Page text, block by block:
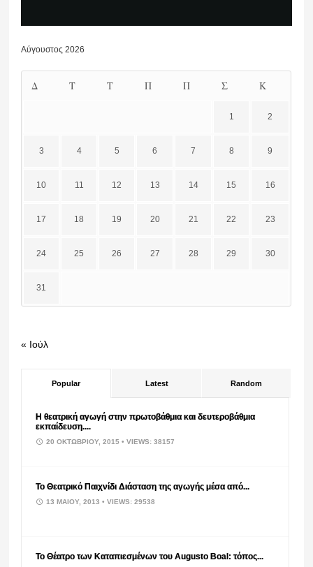
Αύγουστος 2026
Δ Τ Τ Π Π Σ Κ
1 2
3 4 5 6 7 8 9
10 11 12 13 14 15 16
17 18 19 20 21 22 23
24 25 26 27 28 29 30
31
« Ιούλ
Popular Latest Random
Η θεατρική αγωγή στην πρωτοβάθμια και δευτεροβάθμια
εκπαίδευση....
20 ΟΚΤΩΒΡΊΟΥ, 2015• VIEWS: 38157
Το Θεατρικό Παιχνίδι Διάσταση της αγωγής μέσα από...
13 ΜΑΪ́ΟΥ, 2013• VIEWS: 29538
Το Θέατρο των Καταπιεσμένων του Augusto Boal: τόπος...